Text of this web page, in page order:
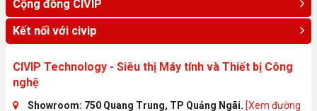
Cộng đồng CIVIP
Kết nối với civip
CIVIP Technology - Siêu thị Máy tính và Thiết bị Công
nghệ
Showroom: 750 Quang Trung, TP Quảng Ngãi. [Xem đường